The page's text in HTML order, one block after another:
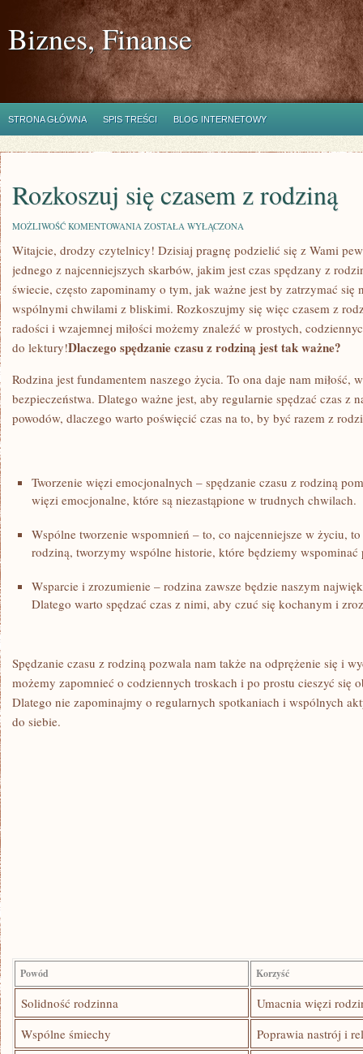
Biznes, Finanse
STRONA GŁÓWNA SPIS TREŚCI BLOG INTERNETOWY
Rozkoszuj się czasem z rodziną
MOŻLIWOŚĆ KOMENTOWANIA ROZKOSZUJ
CZASEM
Z
RODZINĄ
ZOSTAŁA WYŁĄCZONA
Witajcie, drodzy ‍czytelnicy! Dzisiaj ‌pragnę podzielić się ​z Wami
jednego z najcenniejszych skarbów, jakim ​jest czas spędzany z
świecie, często zapominamy o tym, jak ważne jest by ‌zatrzymać się
wspólnymi ‌chwilami z bliskimi. Rozkoszujmy się więc⁣ czasem z
radości i wzajemnej⁣ miłości możemy znaleźć w prostych,
do lektury!Dlaczego spędzanie czasu z rodziną jest tak ważne?
Rodzina jest fundamentem naszego życia. To ona daje nam miłość,
bezpieczeństwa. Dlatego ⁤ważne⁣ jest, aby regularnie spędzać czas z
⁣powodów, dlaczego warto poświęcić czas na⁤ to, by być razem z
Tworzenie więzi emocjonalnych – spędzanie⁣ czasu‌ z rodziną
więzi emocjonalne, które są niezastąpione w⁣ trudnych chwilach.
Wspólne⁣ tworzenie wspomnień – to, co najcenniejsze w ‍życiu,
rodziną, tworzymy wspólne historie, które będziemy wspominać
Wsparcie ⁣i zrozumienie – rodzina zawsze będzie naszym
Dlatego ​warto spędzać czas z nimi, aby czuć się kochanym i
Spędzanie czasu z ‌rodziną pozwala nam ⁢także na odprężenie się‍ i
możemy zapomnieć o⁣ codziennych⁤ troskach i po prostu cieszyć się
Dlatego nie zapominajmy o regularnych spotkaniach i wspólnych
do siebie.
Powód Korzyść
Solidność⁣ rodzinna
Umacnia więzi
Wspólne śmiechy
Poprawia nastrój i